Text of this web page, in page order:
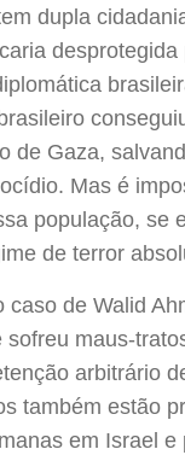
dupla
desprotegida
de Gaza,
Mas é
população, se
de terror
caso de Walid
sofreu maus-
arbitrário
também estão
em Israel e